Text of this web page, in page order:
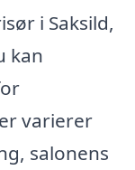
i Saksild,
kan
varierer
salonens